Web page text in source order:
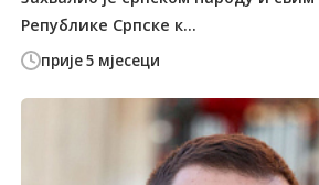
прије 5 мјесеци
Републике Српске к...